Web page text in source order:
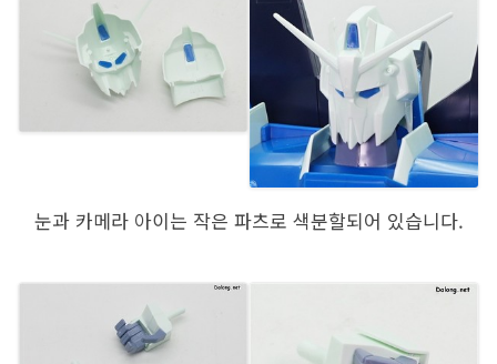
눈과 카메라 아이는 작은 파츠로 색분할되어 있습니다.